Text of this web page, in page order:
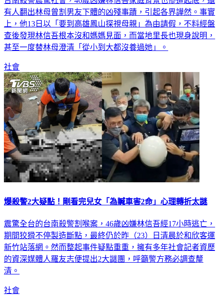
有人翻出林母曾割男友下體的凶殘事蹟，引起各界譁然。事實
上，他13日以「要到高雄鳳山探視母親」為由請假，不料經盤
查後發現林信吾根本沒和媽媽見面，而當地里長也現身說明，
甚至一度替林母澄清「從小到大都沒養過她」。
社會
爆殺警2大疑點！剛看完兒女「為贓車害2命」心理轉折太謎
震驚全台的台南殺警割喉案，46歲凶嫌林信吾經17小時逃亡，
期間狡猾不停製造斷點，最終仍於昨（23）日清晨於和欣客運
新竹站落網。然而整起事件疑點重重，擁有多年社會記者資歷
的資深媒體人羅友志便提出2大謎團，呼籲警方務必調查釐
清。
社會